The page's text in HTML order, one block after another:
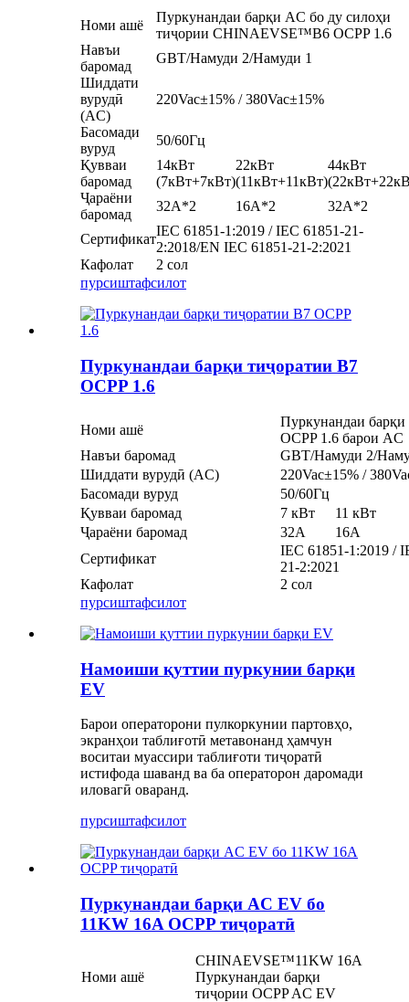
Номи ашё
Пуркунандаи барқи AC бо ду силоҳи
тиҷории CHINAEVSE™️B6 OCPP 1.6
Навъи
баромад
GBT/Намуди 2/Намуди 1
Шиддати
вурудӣ
(AC)
220Vac±15% / 380Vac±15%
Басомади
вуруд
50/60Гц
Қувваи
баромад
14кВт
(7кВт+7кВт)
22кВт
(11кВт+11кВт)
44кВт
Ҷараёни
баромад
32A*2 16A*2 32A*2
Сертификат
IEC 61851-1:2019 / IEC 61851-21-
2:2018/EN IEC 61851-21-2:2021
Кафолат
2 сол
пурсиштафсилот
Пуркунандаи барқи тиҷоратии B7
OCPP 1.6
Номи ашё
Пуркунандаи
OCPP 1.6 барои AC
Навъи баромад
GBT/Намуди 2/
Шиддати вурудӣ (AC)
220Vac±15% /
Басомади вуруд
50/60Гц
Қувваи баромад
7 кВт
11 кВт
Ҷараёни баромад
32A
16А
Сертификат
IEC 61851-1:2019 /
21-2:2021
Кафолат
2 сол
пурсиштафсилот
Намоиши қуттии пуркунии барқи
EV
Барои операторони пулкоркунии партовҳо,
экранҳои таблиғотӣ метавонанд ҳамчун
воситаи муассири таблиғоти тиҷоратӣ
истифода шаванд ва ба операторон даромади
иловагӣ оваранд.
пурсиштафсилот
Пуркунандаи барқи AC EV бо
11KW 16A OCPP тиҷоратӣ
Номи ашё
CHINAEVSE™️11KW 16A
Пуркунандаи барқи
тиҷории OCPP AC EV